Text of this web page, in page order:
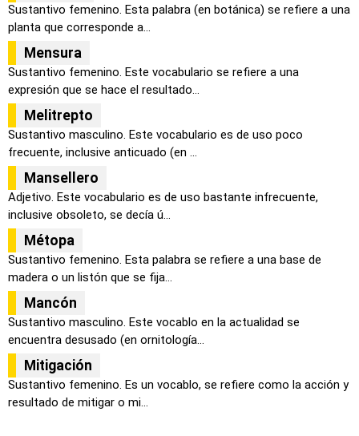
Sustantivo femenino. Esta palabra (en botánica) se refiere a una
planta que corresponde a...
Mensura
Sustantivo femenino. Este vocabulario se refiere a una
expresión que se hace el resultado...
Melitrepto
Sustantivo masculino. Este vocabulario es de uso poco
frecuente, inclusive anticuado (en ...
Mansellero
Adjetivo. Este vocabulario es de uso bastante infrecuente,
inclusive obsoleto, se decía ú...
Métopa
Sustantivo femenino. Esta palabra se refiere a una base de
madera o un listón que se fija...
Mancón
Sustantivo masculino. Este vocablo en la actualidad se
encuentra desusado (en ornitología...
Mitigación
Sustantivo femenino. Es un vocablo, se refiere como la acción y
resultado de mitigar o mi...